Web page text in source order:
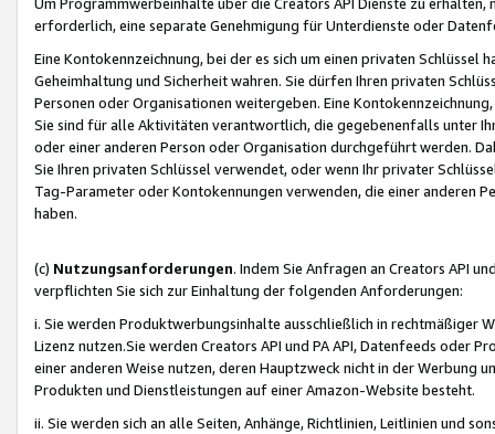
erforderlich, eine separate Genehmigung für Unterdienste oder
Eine Kontokennzeichnung, bei der es sich um einen privaten
Geheimhaltung und Sicherheit wahren. Sie dürfen Ihren privaten
Personen oder Organisationen weitergeben. Eine
Sie sind für alle Aktivitäten verantwortlich, die gegebenenfalls unter
oder einer anderen Person oder Organisation durchgeführt werden.
Sie Ihren privaten Schlüssel verwendet, oder wenn Ihr privater
Tag-Parameter oder Kontokennungen verwenden, die einer anderen
haben.
(c) Nutzungsanforderungen. Indem Sie Anfragen an Creators API
verpflichten Sie sich zur Einhaltung der folgenden Anforderungen:
i. Sie werden Produktwerbungsinhalte ausschließlich in rechtmäßiger
Lizenz nutzen.Sie werden Creators API und PA API, Datenfeeds oder
einer anderen Weise nutzen, deren Hauptzweck nicht in der Werbung
Produkten und Dienstleistungen auf einer Amazon-Website besteht.
ii. Sie werden sich an alle Seiten, Anhänge, Richtlinien, Leitlinien und